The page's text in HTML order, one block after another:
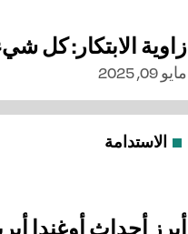
زاوية الابتكار: كل
مايو 09, 2025
الاستدامة
أبرز أحداث أوغندا أبريل